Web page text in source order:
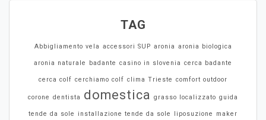
TAG
Abbigliamento vela accessori SUP aronia aronia biologica
aronia naturale badante casino in slovenia cerca badante
cerca colf cerchiamo colf clima Trieste comfort outdoor
corone dentista domestica grasso localizzato guida
tende da sole installazione tende da sole liposuzione maker